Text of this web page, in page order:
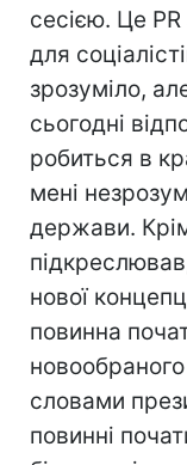
сесією. Це
для
зрозуміло,
сьогодні
робиться в
мені
держави.
нової
повинна
словами
повинні